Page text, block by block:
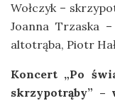
Wołczyk –
Joanna Trzaska
altotrąba, Piotr
Koncert „Po
skrzypotrąby” –